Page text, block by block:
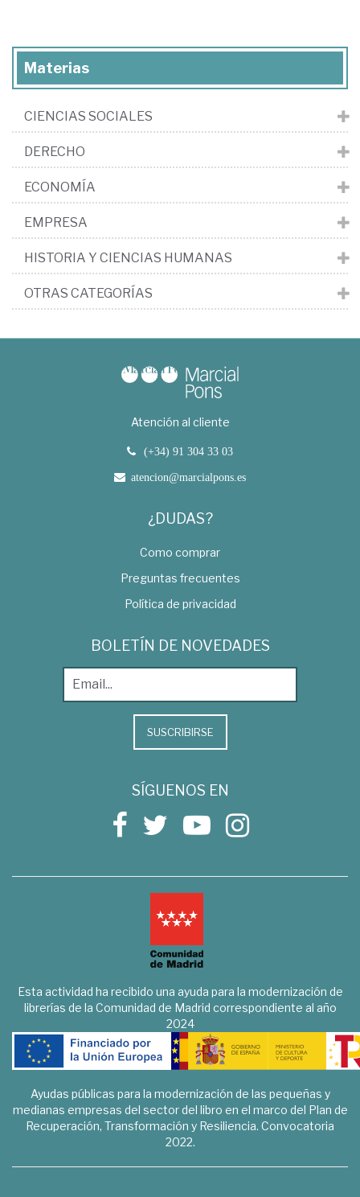
Materias
CIENCIAS SOCIALES
DERECHO
ECONOMÍA
EMPRESA
HISTORIA Y CIENCIAS HUMANAS
OTRAS CATEGORÍAS
Atención al cliente
(+34) 91 304 33 03
atencion@marcialpons.es
¿DUDAS?
Como comprar
Preguntas frecuentes
Política de privacidad
BOLETÍN DE NOVEDADES
SUSCRIBIRSE
SÍGUENOS EN
Esta actividad ha recibido una ayuda para la modernización de
librerías de la Comunidad de Madrid correspondiente al año
2024
Ayudas públicas para la modernización de las pequeñas y
medianas empresas del sector del libro en el marco del Plan de
Recuperación, Transformación y Resiliencia. Convocatoria
2022.